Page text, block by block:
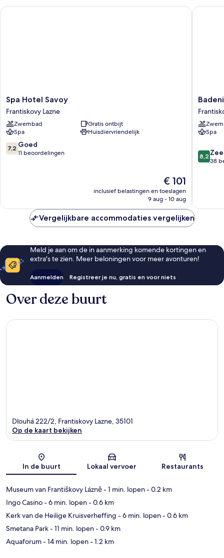
Spa
Hotel
Savoy
Frantiskovy
Lazne
Spa Hotel Savoy
Frantiskovy Lazne
Zwembad
Gratis ontbijt
Spa
Huisdiervriendelijk
7.2
van
7,2 Goed
11 beoordelingen
De
prijs
is
€ 101
inclusief belastingen en toeslagen
9 aug - 10 aug
Spa Hotel Savoy
Badenia
Hotel
Praha
Lazne
Spa
8.2
van
8,2
38
Badenia
Vergelijkbare accommodaties vergelijken
Meld je aan om de in aanmerking komende kortingen en
extra's te zien. Meer beloningen voor meer avonturen!
Aanmelden Registreer je nu, gratis en voor niets
Over deze buurt
Kaart
Dlouhá 222/2, Frantiskovy Lazne, 35101
Op de kaart bekijken
In de buurt Lokaal vervoer Restaurants
Museum van Františkovy Lázně- 1 min. lopen- 0.2 km
Ingo Casino- 6 min. lopen- 0.6 km
Kerk van de Heilige Kruisverheffing - 6 min. lopen- 0.6 km
Smetana Park- 11 min. lopen- 0.9 km
Aquaforum- 14 min. lopen- 1.2 km